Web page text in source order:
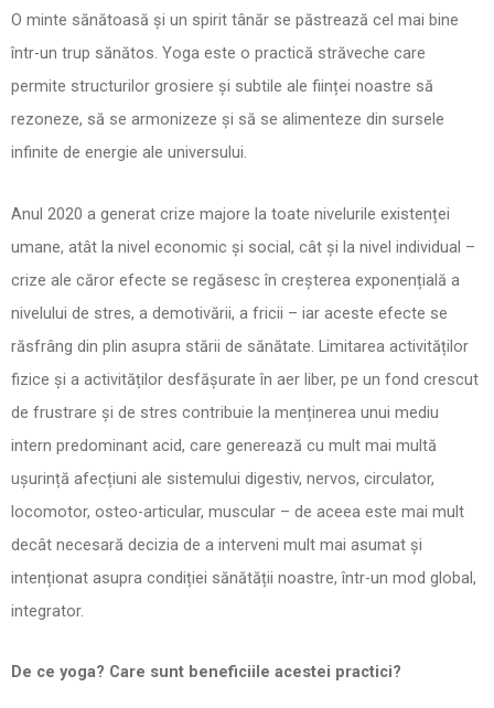
O minte sănătoasă și un spirit tânăr se păstrează cel mai bine
într-un trup sănătos. Yoga este o practică străveche care
permite structurilor grosiere și subtile ale ființei noastre să
rezoneze, să se armonizeze și să se alimenteze din sursele
infinite de energie ale universului.
Anul 2020 a generat crize majore la toate nivelurile existenței
umane, atât la nivel economic și social, cât și la nivel individual –
crize ale căror efecte se regăsesc în creșterea exponențială a
nivelului de stres, a demotivării, a fricii – iar aceste efecte se
răsfrâng din plin asupra stării de sănătate. Limitarea activităților
fizice și a activităților desfășurate în aer liber, pe un fond crescut
de frustrare și de stres contribuie la menținerea unui mediu
intern predominant acid, care generează cu mult mai multă
ușurință afecțiuni ale sistemului digestiv, nervos, circulator,
locomotor, osteo-articular, muscular – de aceea este mai mult
decât necesară decizia de a interveni mult mai asumat și
intenționat asupra condiției sănătății noastre, într-un mod global,
integrator.
De ce yoga? Care sunt beneficiile acestei practici?